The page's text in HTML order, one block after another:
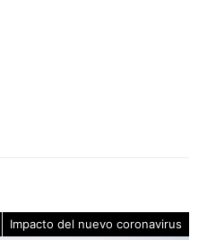
Impacto del nuevo coronavirus